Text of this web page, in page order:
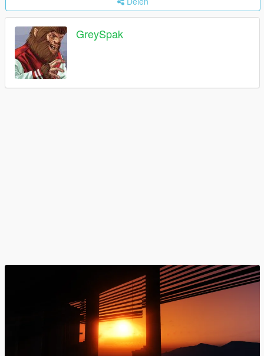
GreySpak